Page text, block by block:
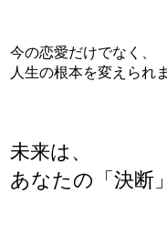
今の恋愛だけでなく、
人生の根本を変えられ
未来は、
あなたの「決断